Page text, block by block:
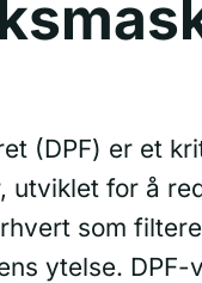
(DPF) er et
utviklet for å
som
ytelse.